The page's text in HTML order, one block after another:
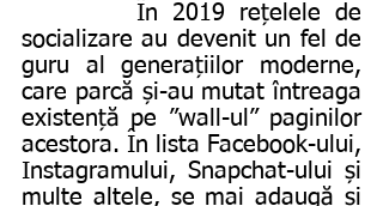
socializare au devenit un fel de
guru al generațiilor moderne,
care parcă și-au mutat întreaga
existență pe ”wall-ul” paginilor
acestora. În lista Facebook-ului,
Instagramului, Snapchat-ului și
multe altele, se mai adaugă și